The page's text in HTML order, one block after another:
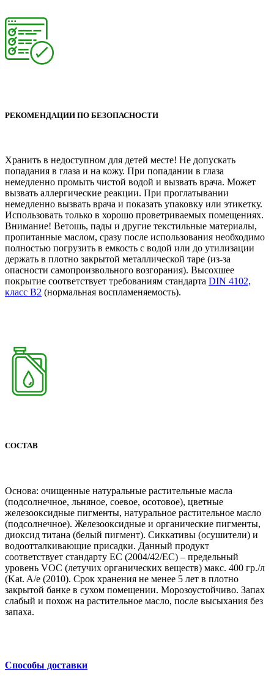
РЕКОМЕНДАЦИИ ПО БЕЗОПАСНОСТИ
Хранить в недоступном для детей месте! Не допускать
попадания в глаза и на кожу. При попадании в глаза
немедленно промыть чистой водой и вызвать врача. Может
вызвать аллергические реакции. При проглатывании
немедленно вызвать врача и показать упаковку или этикетку.
Использовать только в хорошо проветриваемых помещениях.
Внимание! Ветошь, пады и другие текстильные материалы,
пропитанные маслом, сразу после использования необходимо
полностью погрузить в емкость с водой или до утилизации
держать в плотно закрытой металлической таре (из-за
опасности самопроизвольного возгорания). Высохшее
покрытие соответствует требованиям стандарта DIN 4102,
класс В2 (нормальная воспламеняемость).
СОСТАВ
Основа: очищенные натуральные растительные масла
(подсолнечное, льняное, соевое, осотовое), цветные
железооксидные пигменты, натуральное растительное масло
(подсолнечное). Железооксидные и органические пигменты,
диоксид титана (белый пигмент). Сиккативы (осушители) и
водоотталкивающие присадки. Данный продукт
соответствует стандарту ЕС (2004/42/ЕС) – предельный
уровень VOC (летучих органических веществ) макс. 400 гр./л
(Kat. A/e (2010). Срок хранения не менее 5 лет в плотно
закрытой банке в сухом помещении. Морозоустойчиво. Запах
слабый и похож на растительное масло, после высыхания без
запаха.
Способы доставки